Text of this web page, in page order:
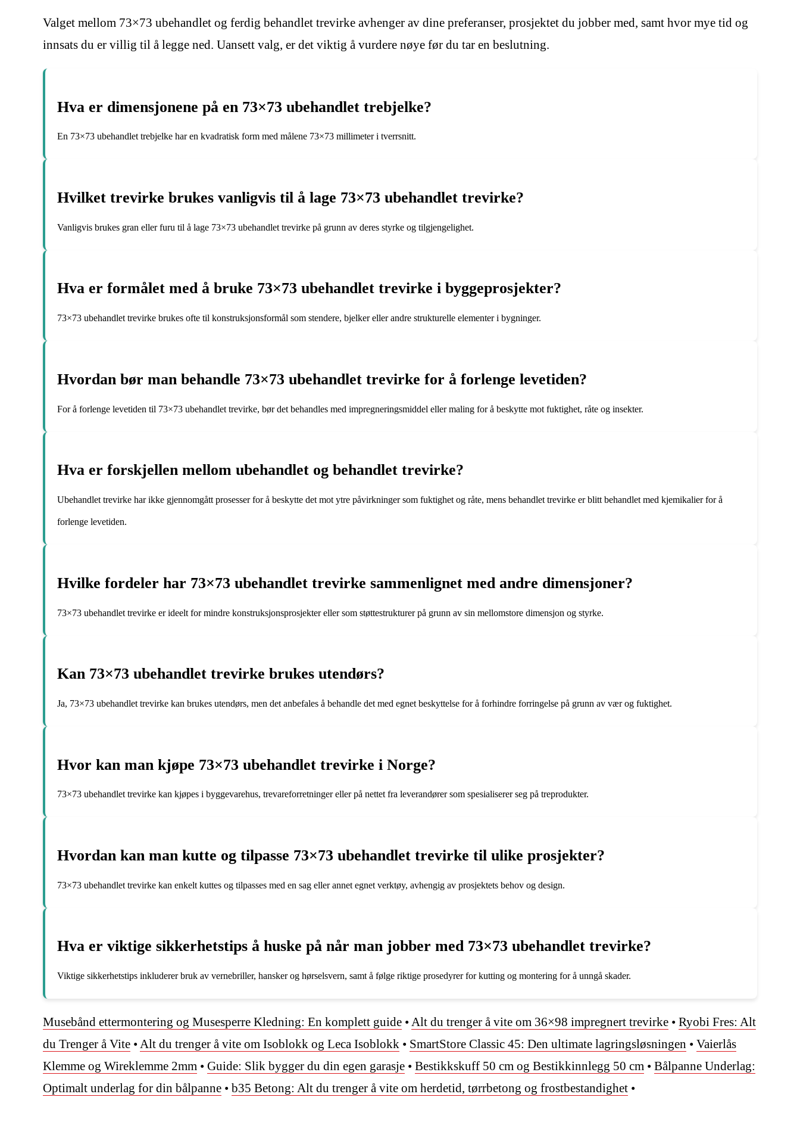
Valget mellom 73×73 ubehandlet og ferdig behandlet trevirke avhenger av dine preferanser, prosjektet du jobber med, samt hvor mye tid og
innsats du er villig til å legge ned. Uansett valg, er det viktig å vurdere nøye før du tar en beslutning.
Hva er dimensjonene på en 73×73 ubehandlet trebjelke?
En 73×73 ubehandlet trebjelke har en kvadratisk form med målene 73×73 millimeter i tverrsnitt.
Hvilket trevirke brukes vanligvis til å lage 73×73 ubehandlet trevirke?
Vanligvis brukes gran eller furu til å lage 73×73 ubehandlet trevirke på grunn av deres styrke og tilgjengelighet.
Hva er formålet med å bruke 73×73 ubehandlet trevirke i byggeprosjekter?
73×73 ubehandlet trevirke brukes ofte til konstruksjonsformål som stendere, bjelker eller andre strukturelle elementer i bygninger.
Hvordan bør man behandle 73×73 ubehandlet trevirke for å forlenge levetiden?
For å forlenge levetiden til 73×73 ubehandlet trevirke, bør det behandles med impregneringsmiddel eller maling for å beskytte mot fuktighet, råte og insekter.
Hva er forskjellen mellom ubehandlet og behandlet trevirke?
Ubehandlet trevirke har ikke gjennomgått prosesser for å beskytte det mot ytre påvirkninger som fuktighet og råte, mens behandlet trevirke er blitt behandlet med kjemikalier for å
forlenge levetiden.
Hvilke fordeler har 73×73 ubehandlet trevirke sammenlignet med andre dimensjoner?
73×73 ubehandlet trevirke er ideelt for mindre konstruksjonsprosjekter eller som støttestrukturer på grunn av sin mellomstore dimensjon og styrke.
Kan 73×73 ubehandlet trevirke brukes utendørs?
Ja, 73×73 ubehandlet trevirke kan brukes utendørs, men det anbefales å behandle det med egnet beskyttelse for å forhindre forringelse på grunn av vær og fuktighet.
Hvor kan man kjøpe 73×73 ubehandlet trevirke i Norge?
73×73 ubehandlet trevirke kan kjøpes i byggevarehus, trevareforretninger eller på nettet fra leverandører som spesialiserer seg på treprodukter.
Hvordan kan man kutte og tilpasse 73×73 ubehandlet trevirke til ulike prosjekter?
73×73 ubehandlet trevirke kan enkelt kuttes og tilpasses med en sag eller annet egnet verktøy, avhengig av prosjektets behov og design.
Hva er viktige sikkerhetstips å huske på når man jobber med 73×73 ubehandlet trevirke?
Viktige sikkerhetstips inkluderer bruk av vernebriller, hansker og hørselsvern, samt å følge riktige prosedyrer for kutting og montering for å unngå skader.
Musebånd ettermontering og Musesperre Kledning: En komplett guide •Alt du trenger å vite om 36×98 impregnert trevirke • Ryobi Fres: Alt
du Trenger å Vite •Alt du trenger å vite om Isoblokk og Leca Isoblokk • SmartStore Classic 45: Den ultimate lagringsløsningen • Vaierlås
Klemme og Wireklemme 2mm • Guide: Slik bygger du din egen garasje • Bestikkskuff 50 cm og Bestikkinnlegg 50 cm • Bålpanne Underlag:
Optimalt underlag for din bålpanne • b35 Betong: Alt du trenger å vite om herdetid, tørrbetong og frostbestandighet •